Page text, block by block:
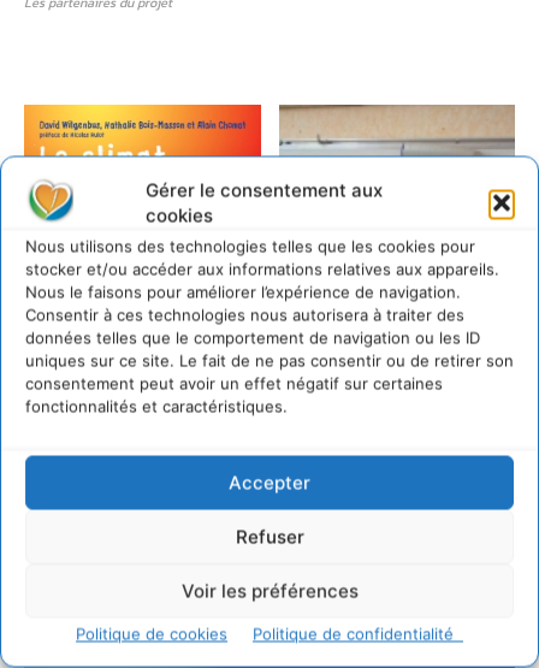
Gérer le consentement aux
cookies
Nous utilisons des technologies telles que les cookies pour
stocker et/ou accéder aux informations relatives aux appareils.
Nous le faisons pour améliorer l’expérience de navigation.
Consentir à ces technologies nous autorisera à traiter des
données telles que le comportement de navigation ou les ID
uniques sur ce site. Le fait de ne pas consentir ou de retirer son
consentement peut avoir un effet négatif sur certaines
fonctionnalités et caractéristiques.
Accepter
Refuser
Voir les préférences
Politique de cookies Politique de confidentialité